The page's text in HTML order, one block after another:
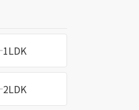
1LDK
2LDK